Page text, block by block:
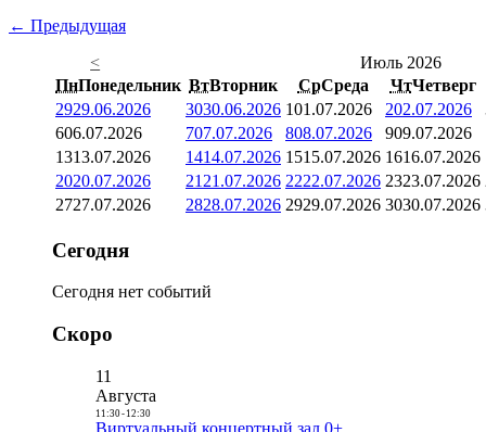
← Предыдущая
<
Июль 2026
ПнПонедельник ВтВторник СрСреда ЧтЧетверг
2929.06.2026 3030.06.2026 101.07.2026 202.07.2026
606.07.2026 707.07.2026 808.07.2026 909.07.2026
1313.07.2026 1414.07.2026 1515.07.2026 1616.07.2026
2020.07.2026 21 21.07.2026 2222.07.2026 2323.07.2026
2727.07.2026 2828.07.2026 2929.07.2026 3030.07.2026
Сегодня
Сегодня нет событий
Скоро
11
Августа
11:30- 12:30